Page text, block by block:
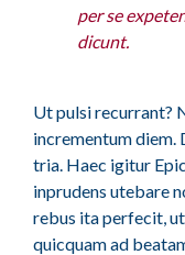
per se
dicunt.
Ut pulsi recurrant?
incrementum diem.
tria. Haec igitur
inprudens utebare
rebus ita perfecit,
quicquam ad